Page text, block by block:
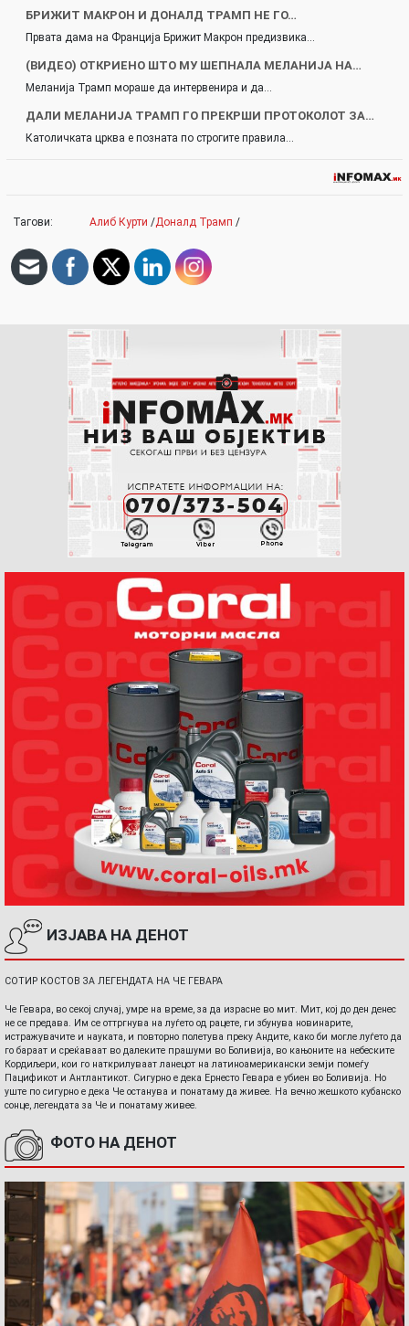
БРИЖИТ МАКРОН И ДОНАЛД ТРАМП НЕ ГО…
Првата дама на Франција Брижит Макрон предизвика…
(ВИДЕО) ОТКРИЕНО ШТО МУ ШЕПНАЛА МЕЛАНИЈА НА…
Меланија Трамп мораше да интервенира и да…
ДАЛИ МЕЛАНИЈА ТРАМП ГО ПРЕКРШИ ПРОТОКОЛОТ ЗА…
Католичката црква е позната по строгите правила…
Тагови: Алиб Курти /Доналд Трамп /
ИЗЈАВА НА ДЕНОТ
СОТИР КОСТОВ ЗА ЛЕГЕНДАТА НА ЧЕ ГЕВАРА
Че Гевара, во секој случај, умре на време, за да израсне во мит. Мит, кој до ден денес
не се предава. Им се оттргнува на луѓето од рацете, ги збунува новинарите,
истражувачите и науката, и повторно полетува преку Андите, како би могле луѓето да
го бараат и среќаваат во далеките прашуми во Боливија, во кањоните на небеските
Кордиљери, кои го наткрилуваат ланецот на латиноамерикански земји помеѓу
Пацификот и Антлантикот. Сигурно е дека Ернесто Гевара е убиен во Боливија. Но
уште по сигурно е дека Че останува и понатаму да живее. На вечно жешкото кубанско
сонце, легендата за Че и понатаму живее.
ФОТО НА ДЕНОТ